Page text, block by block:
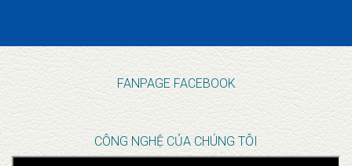
FANPAGE FACEBOOK
CÔNG NGHỆ CỦA CHÚNG TÔI